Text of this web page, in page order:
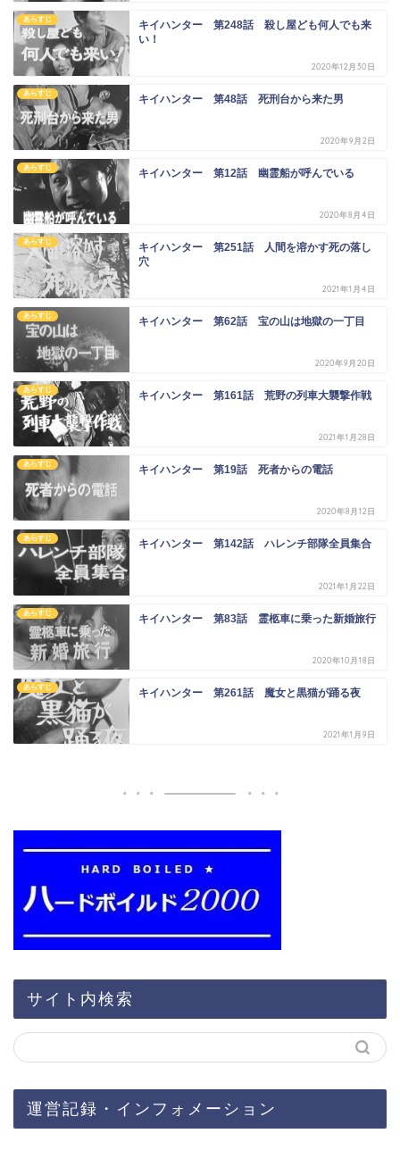
あらすじ
キイハンター 第248話 殺し屋ども何人でも来
い！
2020年12月30日
あらすじ キイハンター 第48話 死刑台から来た男
2020年9月2日
あらすじ キイハンター 第12話 幽霊船が呼んでいる
2020年8月4日
あらすじ
キイハンター 第251話 人間を溶かす死の落し
穴
2021年1月4日
あらすじ キイハンター 第62話 宝の山は地獄の一丁目
2020年9月20日
あらすじ キイハンター 第161話 荒野の列車大襲撃作戦
2021年1月28日
あらすじ キイハンター 第19話 死者からの電話
2020年8月12日
あらすじ キイハンター 第142話 ハレンチ部隊全員集合
2021年1月22日
あらすじ キイハンター 第83話 霊柩車に乗った新婚旅行
2020年10月18日
あらすじ キイハンター 第261話 魔女と黒猫が踊る夜
2021年1月9日
サイト内検索
運営記録・インフォメーション